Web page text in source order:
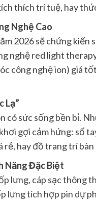
thích trí tuệ, hay
Nghệ Cao
2026 sẽ chứng kiến
nghệ red light
công nghệ ion) giá
Lạ”
sức sống bền bỉ.
gợi cảm hứng: sổ
hay đồ trang trí
Năng Đặc Biệt
lưng, cáp sạc thông
lưng tích hợp pin dự